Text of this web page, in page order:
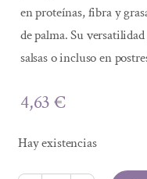
en proteínas, fibra y
de palma. Su
salsas o incluso en
4,63€
Hay existencias